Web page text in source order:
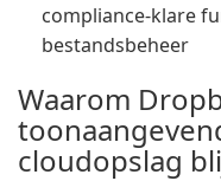
compliance-klare
bestandsbeheer
Waarom
cloudopslag